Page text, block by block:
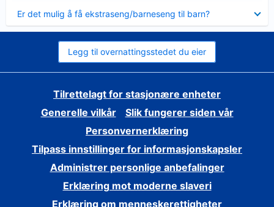
Er det mulig å få ekstraseng/barneseng til barn?
mindre
Legg til overnattingsstedet du eier
Tilrettelagt for stasjonære enheter
Generelle vilkår
Slik fungerer siden vår
Personvernerklæring
Tilpass innstillinger for informasjonskapsler
Administrer personlige anbefalinger
Erklæring mot moderne slaveri
Erklæring om menneskerettigheter